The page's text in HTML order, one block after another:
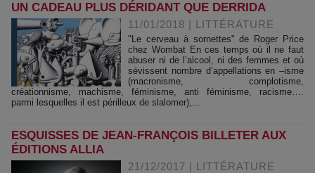
UN CADEAU PLUS DÉRIDANT QUE DERRIDA
11/01/2018 | LITTÉRATURE
"Le cerveau à sornettes" de Roger Price
chez Wombat En ces temps où il ne faut
abuser ni de l’alcool, ni des femmes et où
sévissent nombre d’appellations en –isme
(macronisme, complotisme,
créationnisme, machisme, féminisme, anti féminisme, racisme….
parmi lesquelles il est périlleux de slalomer),...
ESQUISSES DE JEAN-FRANÇOIS BILLETER AUX
ÉDITIONS ALLIA
21/12/2017 | LITTÉRATURE